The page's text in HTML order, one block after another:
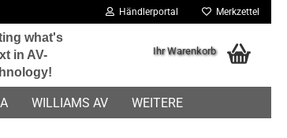
Händlerportal Merkzettel
what's
in AV-
Ihr Warenkorb
WILLIAMS AV WEITERE